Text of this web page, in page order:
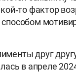
фактор
друг
в апреле